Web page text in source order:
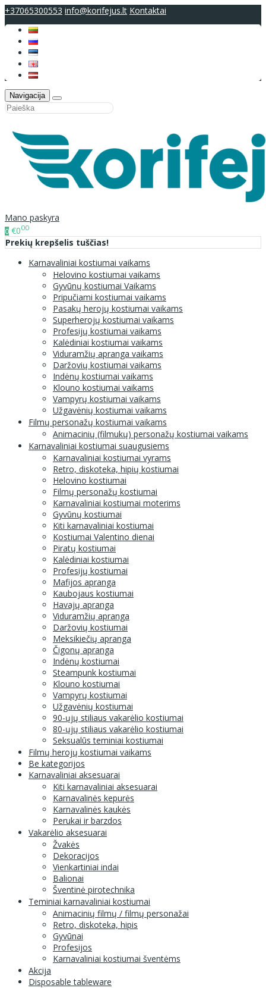
+37065300553 info@korifejus.lt Kontaktai
Navigacija
Mano paskyra
0 €000
Prekių krepšelis tuščias!
Karnavaliniai kostiumai vaikams
Helovino kostiumai vaikams
Gyvūnų kostiumai Vaikams
Pripučiami kostiumai vaikams
Pasakų herojų kostiumai vaikams
Superherojų kostiumai vaikams
Profesijų kostiumai vaikams
Kalėdiniai kostiumai vaikams
Viduramžių apranga vaikams
Daržovių kostiumai vaikams
Indėnų kostiumai vaikams
Klouno kostiumai vaikams
Vampyrų kostiumai vaikams
Užgavėnių kostiumai vaikams
Filmų personažų kostiumai vaikams
Animacinių (filmukų) personažų kostiumai vaikams
Karnavaliniai kostiumai suaugusiems
Karnavaliniai kostiumai vyrams
Retro, diskoteka, hipių kostiumai
Helovino kostiumai
Filmų personažų kostiumai
Karnavaliniai kostiumai moterims
Gyvūnų kostiumai
Kiti karnavaliniai kostiumai
Kostiumai Valentino dienai
Piratų kostiumai
Kalėdiniai kostiumai
Profesijų kostiumai
Mafijos apranga
Kaubojaus kostiumai
Havajų apranga
Viduramžių apranga
Daržovių kostiumai
Meksikiečių apranga
Čigonų apranga
Indėnų kostiumai
Steampunk kostiumai
Klouno kostiumai
Vampyrų kostiumai
Užgavėnių kostiumai
90-ųjų stiliaus vakarėlio kostiumai
80-ųjų stiliaus vakarėlio kostiumai
Seksualūs teminiai kostiumai
Filmų herojų kostiumai vaikams
Be kategorijos
Karnavaliniai aksesuarai
Kiti karnavaliniai aksesuarai
Karnavalinės kepurės
Karnavalinės kaukės
Perukai ir barzdos
Vakarėlio aksesuarai
Žvakės
Dekoracijos
Vienkartiniai indai
Balionai
Šventinė pirotechnika
Teminiai karnavaliniai kostiumai
Animacinių filmų / filmų personažai
Retro, diskoteka, hipis
Gyvūnai
Profesijos
Karnavaliniai kostiumai šventėms
Akcija
Disposable tableware